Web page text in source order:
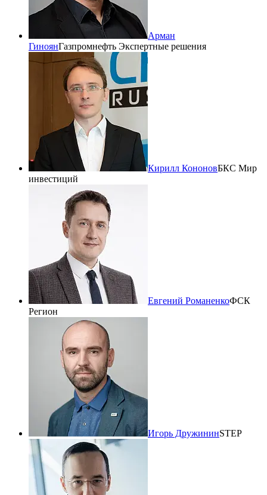
Арман
ГиноянГазпромнефть Экспертные решения
Кирилл КононовБКС Мир
инвестиций
Евгений РоманенкоФСК
Регион
Игорь ДружининSTEP